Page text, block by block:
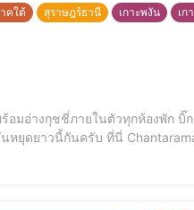
คใต้ สุราษฎร์ธานี เกาะพงัน เก
ตัวทุกห้องพัก บิ๊กเเมพบอกพิกัดที่พักสวย บรรยากาศ
ดหรูหรา บรรยากาศดี ล้อมรอบไปด้วยต้นไม้ใหญ่